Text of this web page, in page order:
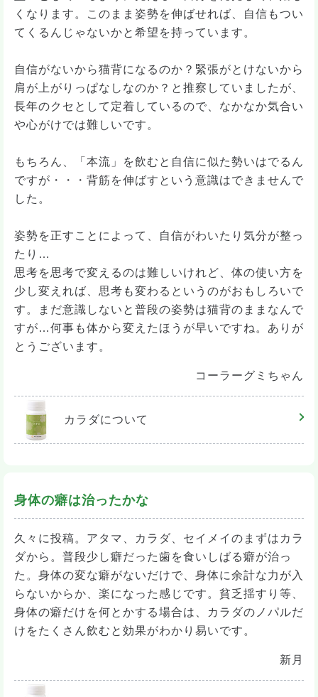
くなります。このまま姿勢を伸ばせれば、自信もつい
てくるんじゃないかと希望を持っています。
自信がないから猫背になるのか？緊張がとけないから
肩が上がりっぱなしなのか？と推察していましたが、
長年のクセとして定着しているので、なかなか気合い
や心がけでは難しいです。
もちろん、「本流」を飲むと自信に似た勢いはでるん
ですが・・・背筋を伸ばすという意識はできませんで
した。
姿勢を正すことによって、自信がわいたり気分が整っ
たり…
思考を思考で変えるのは難しいけれど、体の使い方を
少し変えれば、思考も変わるというのがおもしろいで
す。まだ意識しないと普段の姿勢は猫背のままなんで
すが…何事も体から変えたほうが早いですね。ありが
とうございます。
コーラーグミちゃん
カラダについて
身体の癖は治ったかな
久々に投稿。アタマ、カラダ、セイメイのまずはカラ
ダから。普段少し癖だった歯を食いしばる癖が治っ
た。身体の変な癖がないだけで、身体に余計な力が入
らないからか、楽になった感じです。貧乏揺すり等、
身体の癖だけを何とかする場合は、カラダのノパルだ
けをたくさん飲むと効果がわかり易いです。
新月